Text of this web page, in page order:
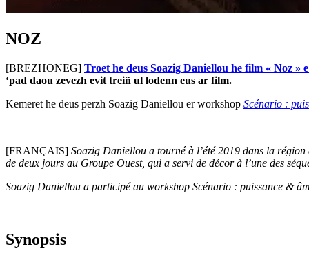
NOZ
[BREZHONEG] Troet he deus Soazig Daniellou he film « Noz »
‘pad daou zevezh evit treiñ ul lodenn eus ar film.
Kemeret he deus perzh Soazig Daniellou er workshop Scénario :
[FRANÇAIS] Soazig Daniellou a tourné à l’été 2019 dans la
de deux jours au Groupe Ouest, qui a servi de décor à l’une des
Soazig Daniellou a participé au workshop Scénario : puissance &
Synopsis